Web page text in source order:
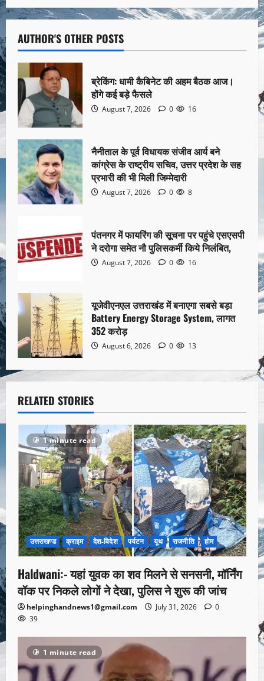
AUTHOR'S OTHER POSTS
ब्रेकिंग: धामी कैबिनेट की अहम बैठक आज।
होंगे कई बड़े फैसले
August 7, 2026 0 16
नैनीताल के पूर्व विधायक संजीव आर्य बने
कांग्रेस के राष्ट्रीय सचिव, उत्तर प्रदेश के सह
प्रभारी की भी मिली जिम्मेदारी
August 7, 2026 0 8
पंतनगर में फायरिंग की सूचना पर पहुंचे एसएसपी
ने दरोगा समेत नौ पुलिसकर्मी किये निलंबित,
August 7, 2026 0 16
यूजेवीएनएल उत्तराखंड में बनाएगा सबसे बड़ा
Battery Energy Storage System, लागत
352 करोड़
August 6, 2026 0 13
RELATED STORIES
1 minute read
उत्तराखण्ड क्राइम देश-विदेश पर्यटन यूथ राजनीति होम
Haldwani:- यहां युवक का शव मिलने से सनसनी, मॉर्निंग
वॉक पर निकले लोगों ने देखा, पुलिस ने शुरू की जांच
helpinghandnews1@gmail.com July 31, 2026
0
39
1 minute read